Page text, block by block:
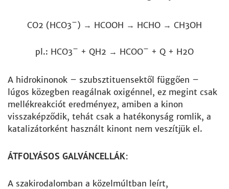
CO2 (HCO3–) → HCOOH → HCHO → CH3OH
pl.: HCO3– + QH2 → HCOO– + Q + H2O
A hidrokinonok – szubsztituensektől függően –
lúgos közegben reagálnak oxigénnel, ez megint csak
mellékreakciót eredményez, amiben a kinon
visszaképződik, tehát csak a hatékonyság romlik, a
katalizátorként használt kinont nem veszítjük el.
ÁTFOLYÁSOS GALVÁNCELLÁK:
A szakirodalomban a közelmúltban leírt,